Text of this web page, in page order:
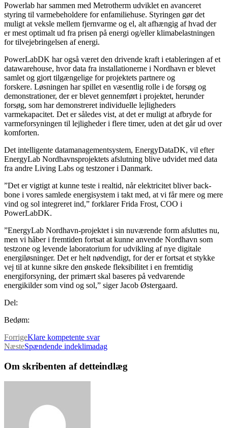
Powerlab har sammen med Metrotherm udviklet en avanceret
styring til varmebeholdere for enfamiliehuse. Styringen gør det
muligt at veksle mellem fjernvarme og el, alt afhængig af hvad der
er mest optimalt ud fra prisen på energi og/eller klimabelastningen
for tilvejebringelsen af energi.
PowerLabDK har også været den drivende kraft i etableringen af et
datawarehouse, hvor data fra installationerne i Nordhavn er blevet
samlet og gjort tilgængelige for projektets partnere og
forskere. Løsningen har spillet en væsentlig rolle i de forsøg og
demonstrationer, der er blevet gennemført i projektet, herunder
forsøg, som har demonstreret individuelle lejligheders
varmekapacitet. Det er således vist, at det er muligt at afbryde for
varmeforsyningen til lejligheder i flere timer, uden at det går ud over
komforten.
Det intelligente datamanagementsystem, EnergyDataDK, vil efter
EnergyLab Nordhavnsprojektets afslutning blive udvidet med data
fra andre Living Labs og testzoner i Danmark.
”Det er vigtigt at kunne teste i realtid, når elektricitet bliver back-
bone i vores samlede energisystem i takt med, at vi får mere og mere
vind og sol integreret ind,” forklarer Frida Frost, COO i
PowerLabDK.
”EnergyLab Nordhavn-projektet i sin nuværende form afsluttes nu,
men vi håber i fremtiden fortsat at kunne anvende Nordhavn som
testzone og levende laboratorium for udvikling af nye digitale
energiløsninger. Det er helt nødvendigt, for der er fortsat et stykke
vej til at kunne sikre den ønskede fleksibilitet i en fremtidig
energiforsyning, der primært skal baseres på vedvarende
energikilder som vind og sol,” siger Jacob Østergaard.
Del:
Bedøm:
ForrigeKlare kompetente svar
NæsteSpændende indeklimadag
Om skribenten af detteindlæg